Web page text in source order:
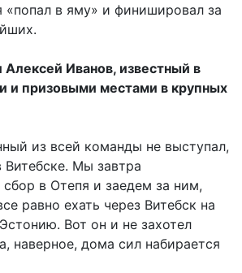
«попал в яму» и финишировал за
Алексей Иванов, известный в
и призовыми местами в крупных
из всей команды не выступал,
Витебске. Мы завтра
сбор в Отепя и заедем за ним,
равно ехать через Витебск на
Вот он и не захотел
наверное, дома сил набирается